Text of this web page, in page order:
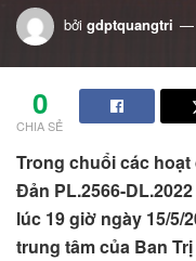
bởi gdptquangtri
0
CHIA SẺ
Trong chuổi các
Đản PL.2566-
lúc 19 giờ ngày 15/5/
trung tâm của Ban